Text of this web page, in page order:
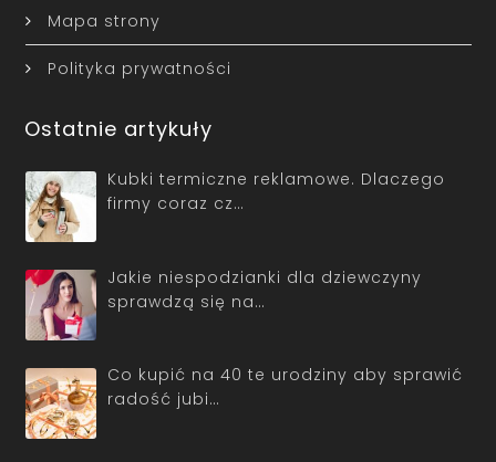
Mapa strony
Polityka prywatności
Ostatnie artykuły
Kubki termiczne reklamowe. Dlaczego
firmy coraz cz…
Jakie niespodzianki dla dziewczyny
sprawdzą się na…
Co kupić na 40 te urodziny aby sprawić
radość jubi…